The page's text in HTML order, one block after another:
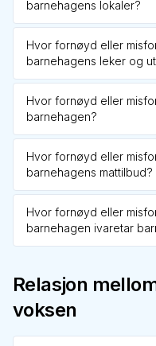
barnehagens lokaler?
Hvor fornøyd eller
barnehagens leker og
Hvor fornøyd eller
barnehagen?
Hvor fornøyd eller
barnehagens mattilbud?
Hvor fornøyd eller
barnehagen ivaretar
Relasjon
voksen